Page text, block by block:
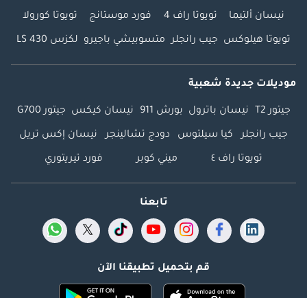
نيسان ألتيما تويوتا راف 4 فورد موستانج تويوتا كورولا
تويوتا هيلوكس جيب رانجلر متسوبيشي باجيرو لكزس LS 430
موديلات جديدة شعبية
جيتور T2 نيسان باترول بورش 911 نيسان كيكس جيتور G700
جيب رانجلر كيا سيلتوس دودج تشالينجر نيسان إكس تريل
تويوتا راف ٤ ميني كوبر فورد تيريتوري
تابعنا
قم بتحميل تطبيقنا الآن